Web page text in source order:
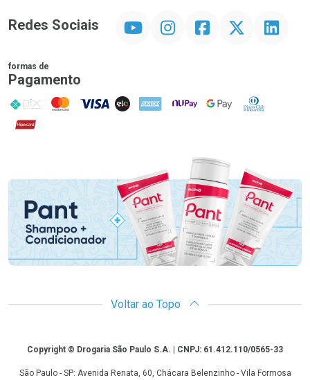
Redes Sociais InstagramFacebookTwitter Linkedin
formas de
Pagamento
PIX MasterCard
VISA ELO AMEX NuPay Google PayDiners Club
Hipercard
Promoção em Destaque
Voltar ao Topo
CopyrightCopyright © Drogaria São Paulo S.A. | CNPJ: 61.412.110/0565-33
São Paulo - SP: Avenida Renata, 60, Chácara Belenzinho - Vila Formosa